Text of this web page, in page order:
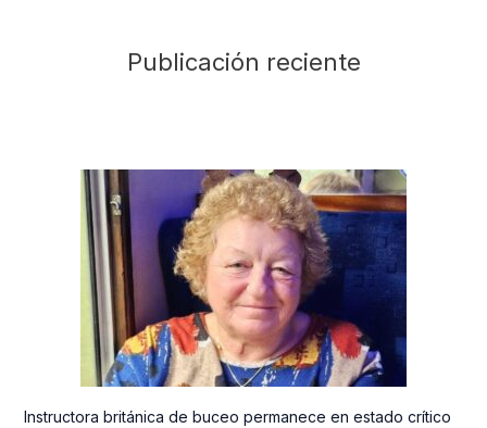
Publicación reciente
Instructora británica de buceo permanece en estado crítico